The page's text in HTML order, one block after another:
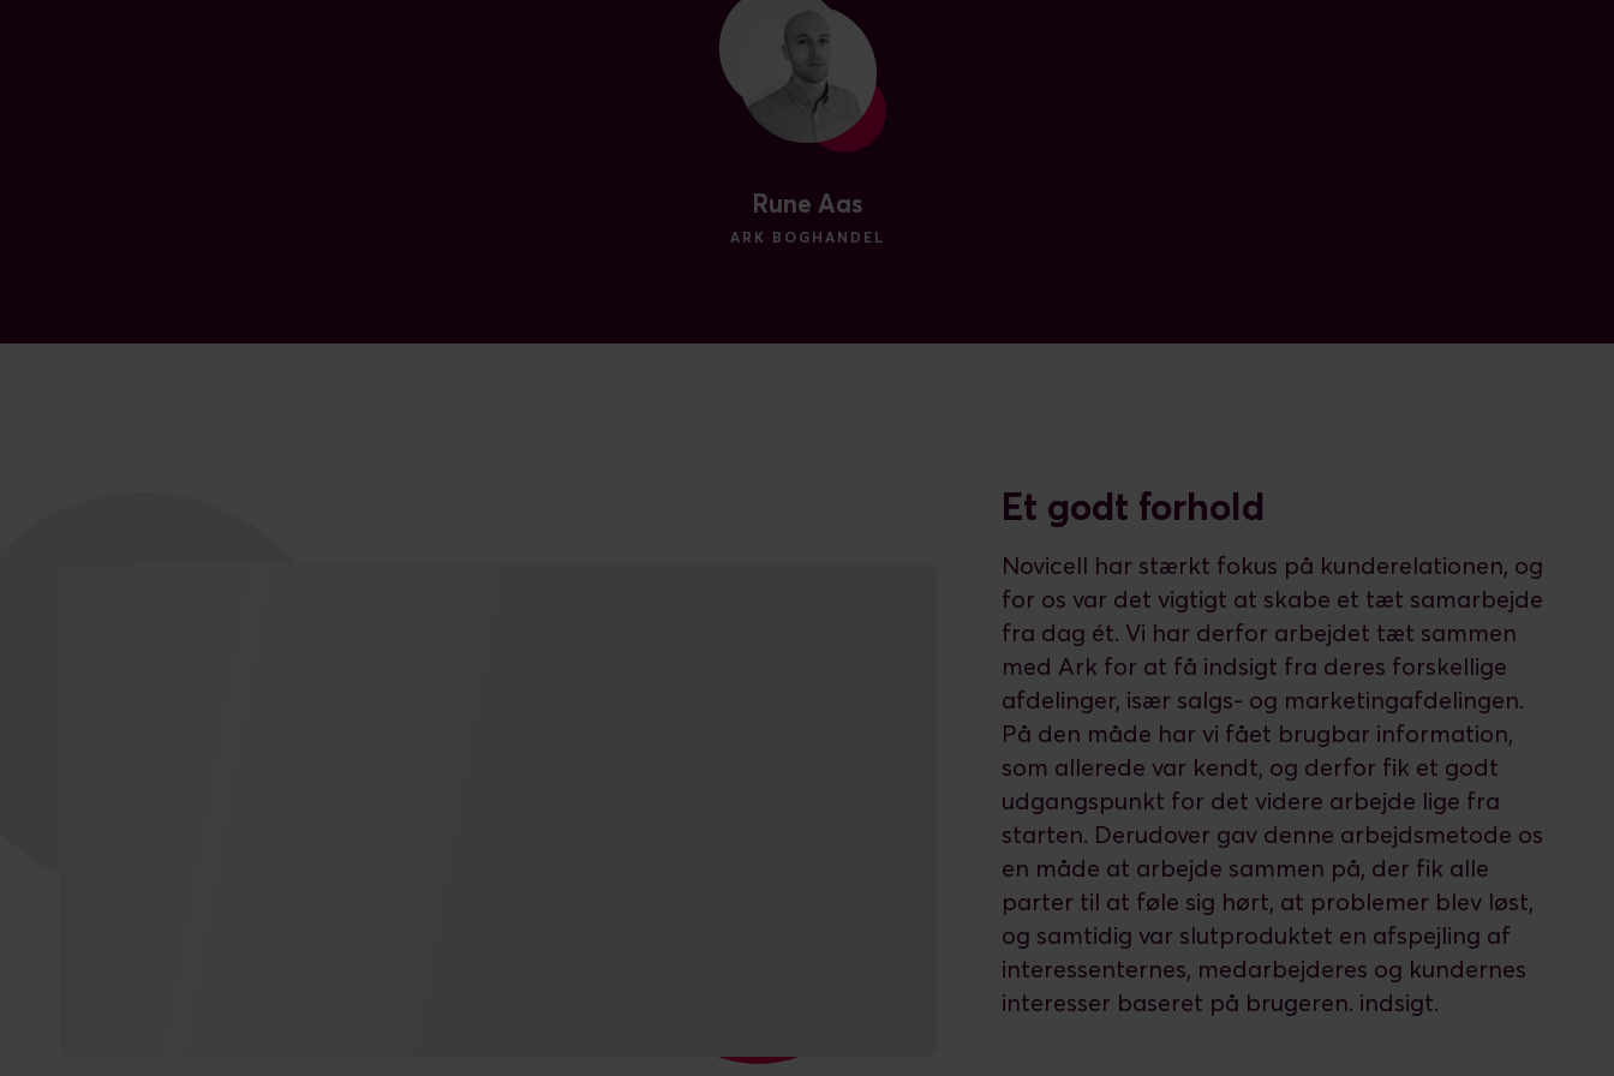
Rune Aas
ARK BOGHANDEL
Et godt forhold
Novicell har stærkt fokus på kunderelationen, og
for os var det vigtigt at skabe et tæt samarbejde
fra dag ét. Vi har derfor arbejdet tæt sammen
med Ark for at få indsigt fra deres forskellige
afdelinger, især salgs- og marketingafdelingen.
På den måde har vi fået brugbar information,
som allerede var kendt, og derfor fik et godt
udgangspunkt for det videre arbejde lige fra
starten. Derudover gav denne arbejdsmetode os
en måde at arbejde sammen på, der fik alle
parter til at føle sig hørt, at problemer blev løst,
og samtidig var slutproduktet en afspejling af
interessenternes, medarbejderes og kundernes
interesser baseret på brugeren. indsigt.